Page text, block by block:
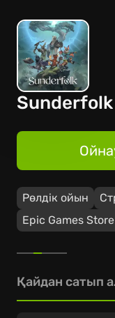
Sunderfolk
Рөлдік ойын
Epic Games Store
Қайдан сатып